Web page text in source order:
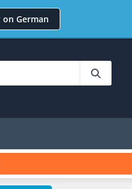
on German